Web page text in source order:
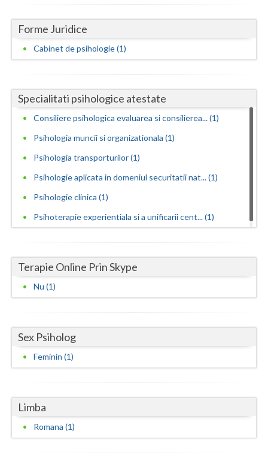
Mehedinti
Mures
Olt
Prahova
Sibiu
Suceava
Timis
Tulcea
Vaslui
Vrancea
Forme Juridice
Cabinet de psihologie (1)
Specialitati psihologice atestate
Consiliere psihologica evaluarea si consilierea... (1)
Psihologia muncii si organizationala (1)
Psihologia transporturilor (1)
Psihologie aplicata in domeniul securitatii nat... (1)
Psihologie clinica (1)
Psihoterapie experientiala si a unificarii cent... (1)
Terapie Online Prin Skype
Nu (1)
Sex Psiholog
Feminin (1)
Limba
Romana (1)